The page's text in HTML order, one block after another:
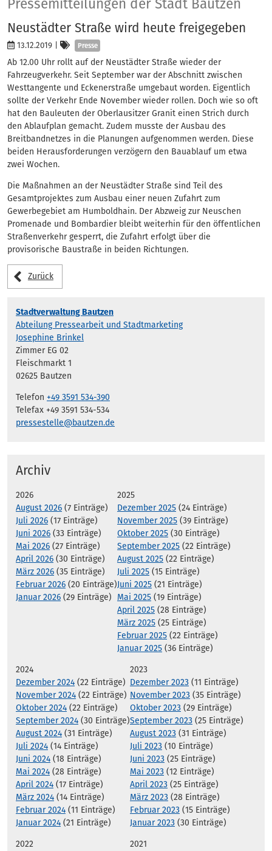
Pressemitteilungen der Stadt Bautzen
Neustädter Straße wird heute freigegeben
13.12.2019 Kategorien
Presse
Ab 12.00 Uhr rollt auf der Neustädter Straße wieder der
Fahrzeugverkehr. Seit September war der Abschnitt zwischen
Westtangente und Eckenerstraße umgebaut worden. Eigentlich
sollte der Verkehr Ende November wieder rollen. Doch wie so oft
hat den Bauleuten der Oberlausitzer Granit einen Strich durch
den Ablaufplan gemacht. Zudem musste der Ausbau des
Breitbandnetzes in die Planungen aufgenommen werden. Diese
beiden Herausforderungen verzögern den Bauablauf um etwa
zwei Wochen.
Die Maßnahmen an der Neustädter Straße sind Teil des
Gesamtprojektes zum Ausbau einer neuen Zufahrt zum
Gewerbegebiet am Humboldhain. Der Abzweig zur Neuschen
Promenade und Bombardier bleibt weiterhin für den öffentlichen
Straßenverkehr gesperrt, die Zufahrt erfolgt über die
provisorische Baustraße in beiden Richtungen.
Zurück
Stadtverwaltung Bautzen
Abteilung Pressearbeit und Stadtmarketing
Josephine Brinkel
Zimmer EG 02
Fleischmarkt 1
02625 Bautzen
Telefon +49 3591 534-390
Telefax +49 3591 534-534
pressestelle@bautzen.de
Archiv
2026
August 2026 (7 Einträge)
Juli 2026 (17 Einträge)
Juni 2026 (33 Einträge)
Mai 2026 (27 Einträge)
April 2026 (30 Einträge)
März 2026 (35 Einträge)
Februar 2026 (20 Einträge)
Januar 2026 (29 Einträge)
2025
Dezember 2025 (24 Einträge)
November 2025 (39 Einträge)
Oktober 2025 (30 Einträge)
September 2025 (22 Einträge)
August 2025 (22 Einträge)
Juli 2025 (15 Einträge)
Juni 2025 (21 Einträge)
Mai 2025 (19 Einträge)
April 2025 (28 Einträge)
März 2025 (25 Einträge)
Februar 2025 (22 Einträge)
Januar 2025 (36 Einträge)
2024
Dezember 2024 (22 Einträge)
November 2024 (22 Einträge)
Oktober 2024 (22 Einträge)
September 2024 (30 Einträge)
August 2024 (31 Einträge)
Juli 2024 (14 Einträge)
Juni 2024 (18 Einträge)
Mai 2024 (28 Einträge)
April 2024 (17 Einträge)
März 2024 (14 Einträge)
Februar 2024 (11 Einträge)
Januar 2024 (21 Einträge)
2023
Dezember 2023 (11 Einträge)
November 2023 (35 Einträge)
Oktober 2023 (29 Einträge)
September 2023 (25 Einträge)
August 2023 (31 Einträge)
Juli 2023 (10 Einträge)
Juni 2023 (25 Einträge)
Mai 2023 (12 Einträge)
April 2023 (25 Einträge)
März 2023 (28 Einträge)
Februar 2023 (15 Einträge)
Januar 2023 (30 Einträge)
2022
2021